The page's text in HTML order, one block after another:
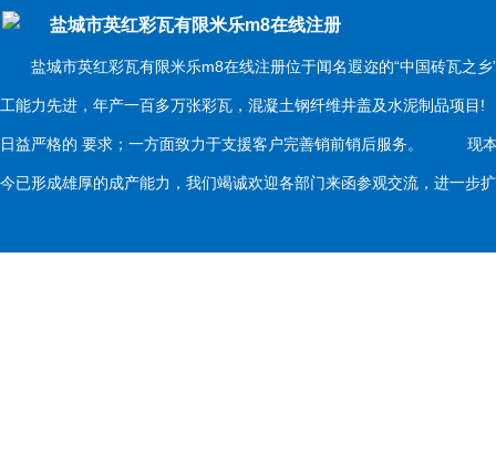
盐城市英红彩瓦有限米乐m8在线注册
盐城市英红彩瓦有限米乐m8在线注册位于闻名遐迩的“中国砖瓦之乡
工能力先进，年产一百多万张彩瓦，混凝土钢纤维井盖及水泥制品项
日益严格的 要求；一方面致力于支援客户完善销前销后服务。 现本
今已形成雄厚的成产能力，我们竭诚欢迎各部门来函参观交流，进一